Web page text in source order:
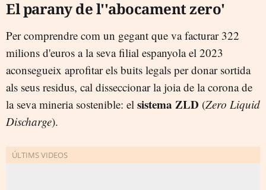
El parany de l''abocament zero'
Per comprendre com un gegant que va facturar 322
milions d'euros a la seva filial espanyola el 2023
aconsegueix aprofitar els buits legals per donar sortida
als seus residus, cal disseccionar la joia de la corona de
la seva mineria sostenible: el sistema ZLD (Zero Liquid
Discharge).